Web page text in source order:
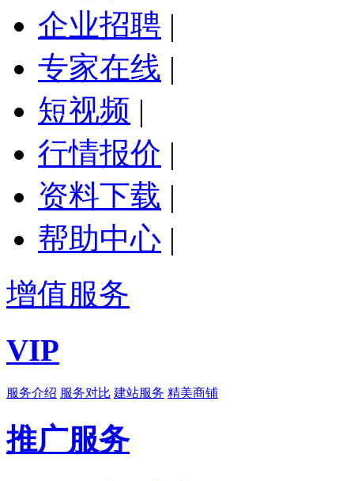
企业招聘 |
专家在线 |
短视频 |
行情报价 |
资料下载 |
帮助中心 |
增值服务
VIP
服务介绍 服务对比 建站服务 精美商铺
推广服务